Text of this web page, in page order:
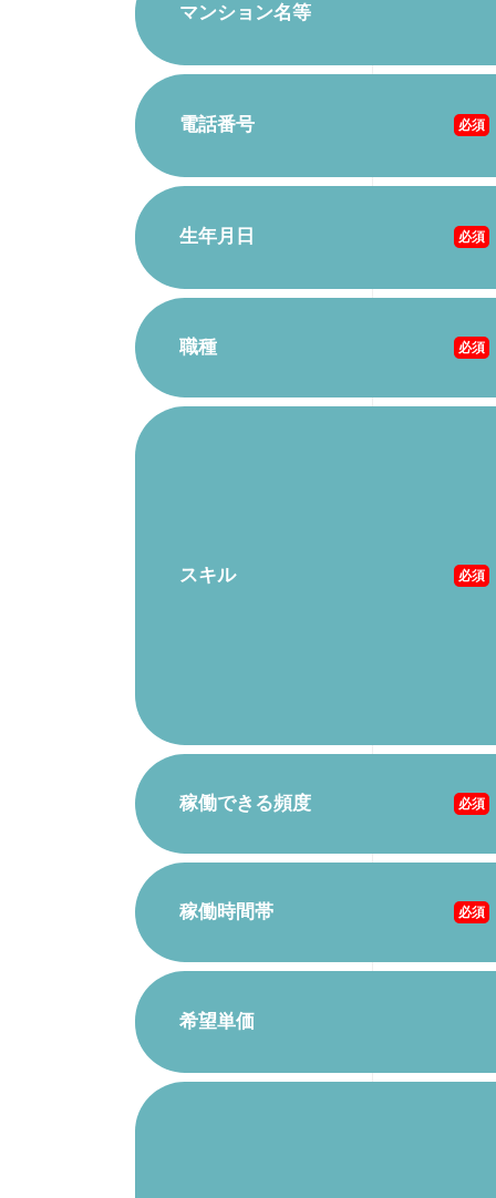
マンション名等
電話番号 必須
生年月日 必須
職種 必須
スキル 必須
稼働できる頻度 必須
稼働時間帯 必須
希望単価